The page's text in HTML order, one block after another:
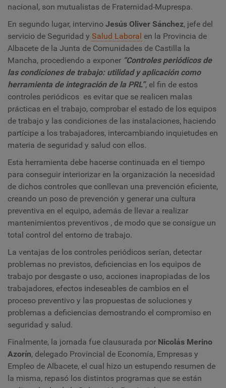
nacional, son mutualistas de Fraternidad-Muprespa.
En segundo lugar, intervino Jesús Oliver Sánchez, jefe del
servicio de Seguridad y Salud Laboral en la Provincia de
Albacete de la Junta de Comunidades de Castilla la
Mancha, procediendo a exponer “Controles periódicos de
las condiciones de trabajo: utilidad y aplicación como
herramienta de integración de la PRL”, el fin de estos
controles periódicos es evitar que se realicen malas
prácticas en el trabajo, comprobar el estado de los equipos
de trabajo y las condiciones de las instalaciones, haciendo
partícipe a los trabajadores, intercambiando inquietudes en
materia de seguridad y salud con ellos.
Esta herramienta debe hacerse continuada en el tiempo
para conseguir interiorizar en la organización la necesidad
de dichos controles que conllevan una prevención eficiente,
creando un poso de prevención y generar una cultura
preventiva en el equipo, además de llevar a realizar
mantenimientos preventivos , de modo que se consigue un
total control del entorno de trabajo.
La ventajas de los controles periódicos serían, detectar
problemas no previstos, deficiencias en los equipos de
trabajo por desgaste o uso, acciones inapropiadas de los
trabajadores, efectos indeseables de cambios en el
proceso preventivo y las propuestas de soluciones y
problemas a deficiencias demostrando el compromiso en
seguridad y salud.
Finalmente, la jornada fue clausurada por Nicolás Merino
Azorín, delegado Provincial de Economía, Empresas y
Empleo de Albacete, el cual hizo un estupendo resumen de
la misma, repasó los distintos programas que se están